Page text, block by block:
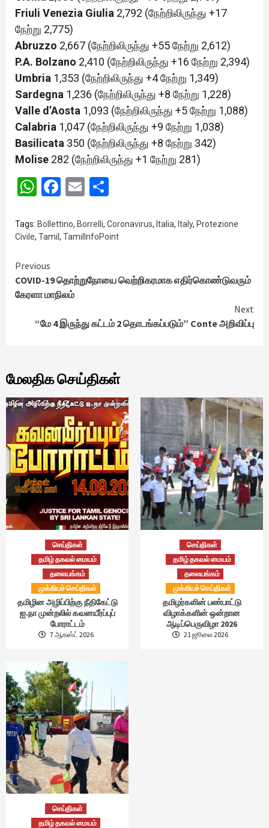
Friuli Venezia Giulia 2,792 (நேற்றிலிருந்து +17
நேற்று 2,775)
Abruzzo 2,667 (நேற்றிலிருந்து +55 நேற்று 2,612)
P.A. Bolzano 2,410 (நேற்றிலிருந்து +16 நேற்று 2,394)
Umbria 1,353 (நேற்றிலிருந்து +4 நேற்று 1,349)
Sardegna 1,236 (நேற்றிலிருந்து +8 நேற்று 1,228)
Valle d’Aosta 1,093 (நேற்றிலிருந்து +5 நேற்று 1,088)
Calabria 1,047 (நேற்றிலிருந்து +9 நேற்று 1,038)
Basilicata 350 (நேற்றிலிருந்து +8 நேற்று 342)
Molise 282 (நேற்றிலிருந்து +1 நேற்று 281)
WhatsApp
Facebook
Email
Tags: Bollettino, Borrelli, Coronavirus, Italia, Italy, Protezione
Civile, Tamil , TamilInfoPoint
Continue
Reading
Previous
COVID-19 தொற்றுநோயை வெற்றிகரமாக எதிர்கொண்டுவரும்
கேரளா மாநிலம்
Next
“மே 4 இருந்து கட்டம் 2 தொடங்கப்படும்” Conte அறிவிப்பு
மேலதிக செய்திகள்
செய்திகள்
தமிழ் தகவல் மையம்
தலையங்கம்
முக்கியச் செய்திகள்
தமிழின அழிப்பிற்கு நீதிகேட்டு
ஐ.நா முன்றலில் கவனயீர்ப்புப்
போராட்டம்
7 ஆகஸ்ட் 2026
செய்திகள்
தமிழ் தகவல் மையம்
தலையங்கம்
முக்கியச் செய்திகள்
தமிழர்களின் பண்பாட்டு
விழாக்களின் ஒன்றான
ஆடிப்பெருவிழா 2026
21 ஜூலை 2026
செய்திகள்
தமிழ் தகவல் மையம்